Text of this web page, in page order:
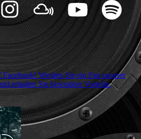
Werden Sie ein Fan unserer
erhalten Sie besondere Vorteile.